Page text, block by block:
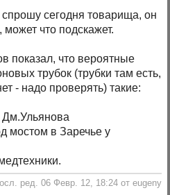
сегодня товарища, он
что подскажет.
показал, что вероятные
трубок (трубки там есть,
- надо проверять) такие:
Дм.Ульянова
мостом в Заречье у
ред. 06 Февр. 12, 18:24 от eugeny